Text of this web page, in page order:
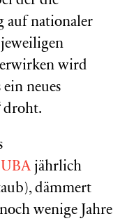
auf nationaler
wird
neues
droht.
UBAjährlich
dämmert
wenige Jahre